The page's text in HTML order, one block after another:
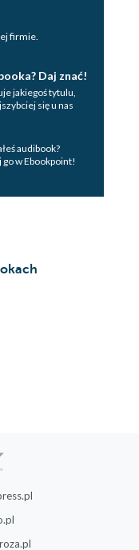
firmie.
Daj znać!
jakiegoś tytulu,
się u nas
audibook?
go w Ebookpoint!